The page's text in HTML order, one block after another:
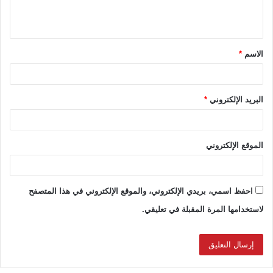
ق
*الاسم *
البريد الإلكتروني *
الموقع الإلكتروني
احفظ اسمي، بريدي الإلكتروني، والموقع الإلكتروني في هذا المتصفح
لاستخدامها المرة المقبلة في تعليقي.